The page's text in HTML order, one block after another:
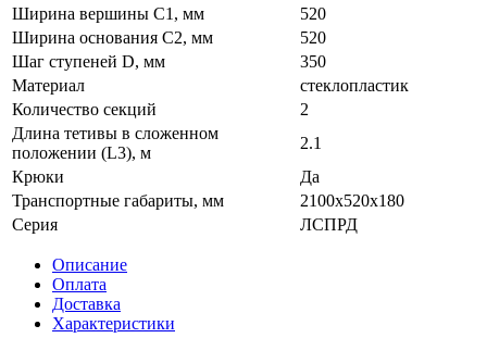
Ширина вершины С1, мм
520
Ширина основания C2, мм
520
Шаг ступеней D, мм
350
Материал
стеклопластик
Количество секций
2
Длина тетивы в сложенном
положении (L3), м
2.1
Крюки
Да
Транспортные габариты, мм
2100х520х180
Серия
ЛСПРД
Описание
Оплата
Доставка
Характеристики